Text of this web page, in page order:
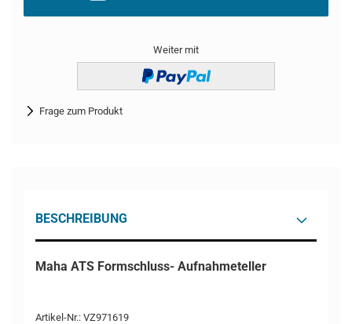
Weiter mit
Frage zum Produkt
BESCHREIBUNG
Maha ATS Formschluss- Aufnahmeteller
Artikel-Nr.: VZ971619